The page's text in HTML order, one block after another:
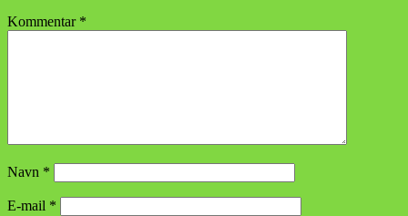
Kommentar *
Navn *
E-mail *